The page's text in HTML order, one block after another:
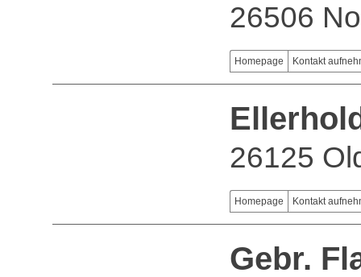
26506
Homepage Kontakt
26125
Homepage Kontakt
Gebr.